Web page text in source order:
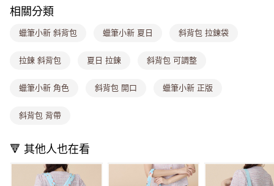
成交易。
3.實際核准額度、可分期數及費用金額請依後續交易確認頁面所載為準。
4.訂單成立30分鐘內，如未前往確認交易或遇審核未通過，訂單將自動取
消。如遇「轉專審核」未通過狀況，表示未達大哥付你分期系統評分，恕無
【繳款方式說明】
醒簡訊。
2.透過簡訊連結打開帳單後，可選擇「超商條碼／台灣大直營門市／銀行轉
用戶於交易時，得透過本服務購買商品或服務，並由商店將買賣／分期付款
2.基於同意付款使用「大哥付你分期」之契約關係目的，商店將以您的個人
資料（包含姓名、電話或地址）提供予台灣大哥大進項蒐集、處理及利用，
每筆NT$80，滿NT$699(含以上)免運費
付款後全家取貨
每筆NT$8,888，滿NT$8,888(含以上)免運費
每筆NT$8,888，滿NT$8,888(含以上)免運費
7-11取貨付款
相關分類
蠟筆小新 斜背包 蠟筆小新 夏日 斜背包 拉鍊袋
拉鍊 斜背包 夏日 拉鍊 斜背包 可調整
蠟筆小新 角色 斜背包 開口 蠟筆小新 正版
斜背包 背帶
🔻 其他人也在看